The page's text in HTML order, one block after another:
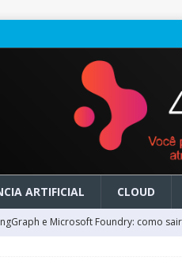
ARTIFICIAL CLOUD
e Microsoft Foundry: como